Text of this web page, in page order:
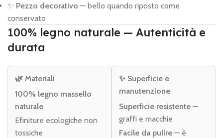
✨ Pezzo decorativo — bello quando riposto come
conservato
100% legno naturale — Autenticità e
durata
🌿 Materiali
100% legno massello
naturale
Efiniture ecologiche non
tossiche
✨ Superficie e
manutenzione
Superficie resistente —
graffi e macchie
Facile da pulire — è